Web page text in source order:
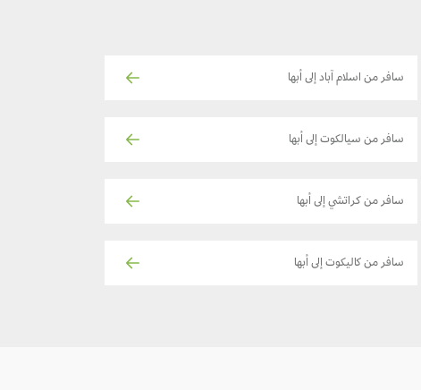
سافر من اسلام آباد إلى أبها
سافر من سيالكوت إلى أبها
سافر من كراتشي إلى أبها
سافر من كاليكوت إلى أبها